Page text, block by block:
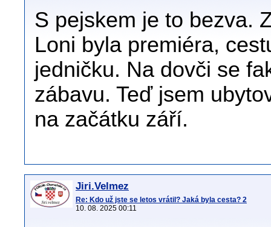
S pejskem je to bezva.
Loni byla premiéra,
jedničku. Na dovči se
zábavu. Teď jsem
na začátku září.
Jiri.Velmez
Re: Kdo už jste se letos vrátil? Jaká byla cesta? 2
10. 08. 2025 00:11